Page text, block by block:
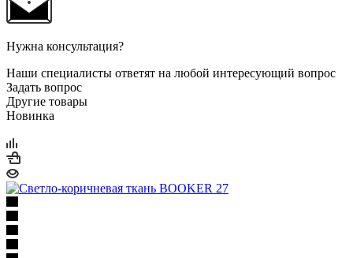
Нужна консультация?
Наши специалисты ответят на любой интересующий вопрос
Задать вопрос
Другие товары
Новинка